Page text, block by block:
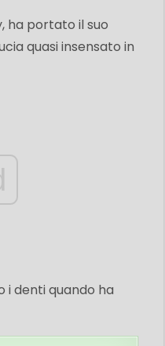
i denti quando ha